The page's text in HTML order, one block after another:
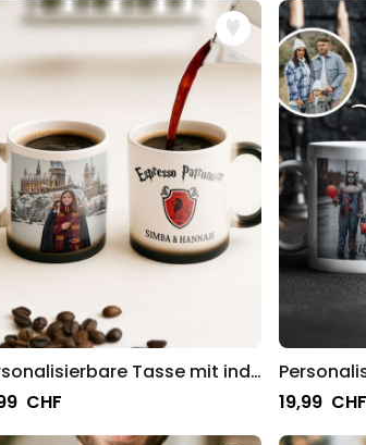
Personalisierbare Tasse mit individuellem Zauberdesign
CHF
19,99 CHF